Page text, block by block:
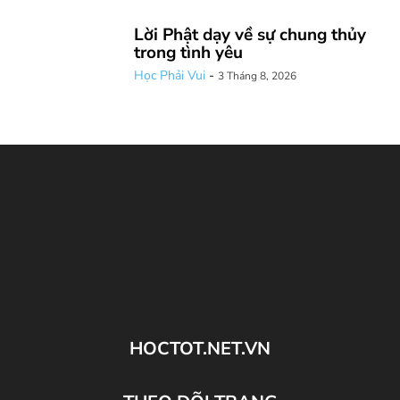
Lời Phật dạy về sự chung thủy
trong tình yêu
Học Phải Vui - 3 Tháng 8, 2026
HOCTOT.NET.VN